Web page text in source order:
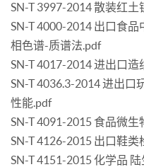
SN-T 3997-2014 散装红
SN-T 4000-2014 出口食
相色谱-质谱法.pdf
SN-T 4017-2014 进出口
SN-T 4036.3-2014 进出口
性能.pdf
SN-T 4091-2015 食品微
SN-T 4126-2015 出口鞋类
SN-T 4151-2015 化学品